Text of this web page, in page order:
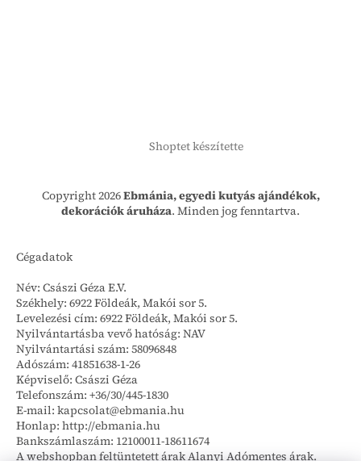
Shoptet készítette
Copyright 2026Ebmánia, egyedi kutyás ajándékok,
dekorációk áruháza. Minden jog fenntartva.
Cégadatok
Név: Császi Géza E.V.
Székhely: 6922 Földeák, Makói sor 5.
Levelezési cím: 6922 Földeák, Makói sor 5.
Nyilvántartásba vevő hatóság: NAV
Nyilvántartási szám: 58096848
Adószám: 41851638-1-26
Képviselő: Császi Géza
Telefonszám: +36/30/445-1830
E-mail: kapcsolat@ebmania.hu
Honlap: http://ebmania.hu
Bankszámlaszám: 12100011-18611674
A webshopban feltüntetett árak Alanyi Adómentes árak.